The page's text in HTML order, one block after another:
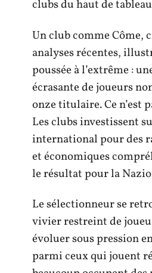
clubs du haut de
Un club comme Côme,
analyses récentes,
poussée à l’extrême :
écrasante de joueurs
onze titulaire. Ce n’est
Les clubs investissent
international pour des
et économiques
le résultat pour la
Le sélectionneur se
vivier restreint de
évoluer sous pression
parmi ceux qui jouent